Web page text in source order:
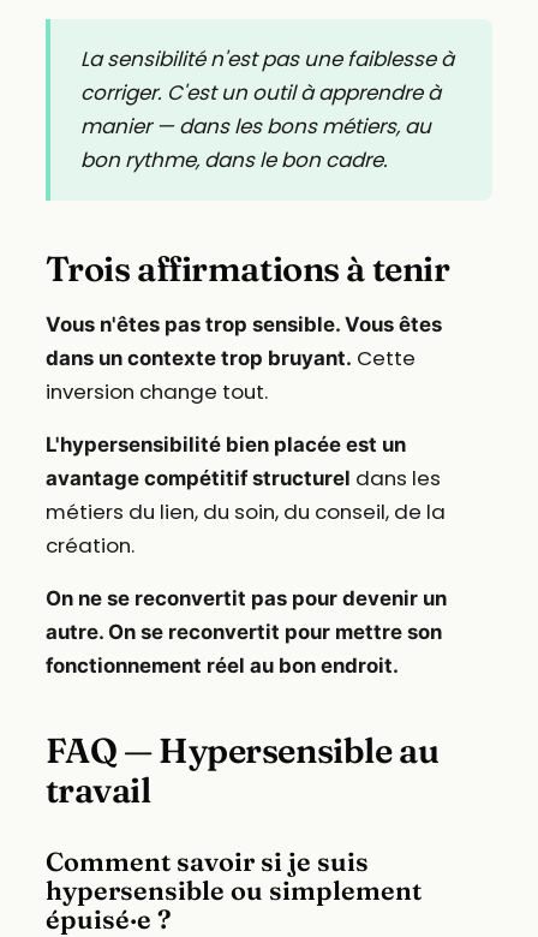
La sensibilité n'est pas une faiblesse à
corriger. C'est un outil à apprendre à
manier — dans les bons métiers, au
bon rythme, dans le bon cadre.
Trois affirmations à tenir
Vous n'êtes pas trop sensible. Vous êtes
dans un contexte trop bruyant. Cette
inversion change tout.
L'hypersensibilité bien placée est un
avantage compétitif structurel dans les
métiers du lien, du soin, du conseil, de la
création.
On ne se reconvertit pas pour devenir un
autre. On se reconvertit pour mettre son
fonctionnement réel au bon endroit.
FAQ — Hypersensible au
travail
Comment savoir si je suis
hypersensible ou simplement
épuisé·e ?